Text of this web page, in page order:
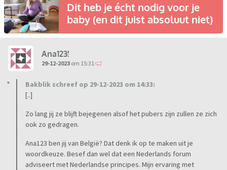
Dit heb je écht nodig voor je
baby (en dit juist absoluut niet)
Ana123!
29-12-2023 om 15:31
Bakblik schreef op 29-12-2023 om 14:33:
[..]
Zo lang jij ze blijft bejegenen alsof het pubers zijn zullen ze zich
ook zo gedragen.
Ana123 ben jij van België? Dat denk ik op te maken uit je
woordkeuze. Besef dan wel dat een Nederlands forum
adviseert met Nederlandse principes. Mijn ervaring met